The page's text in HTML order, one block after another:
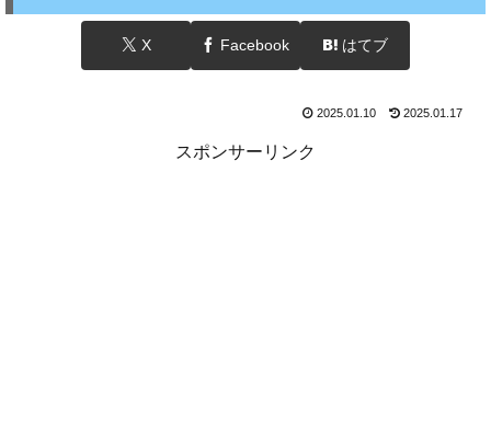
X Facebook はてブ
2025.01.10 2025.01.17
スポンサーリンク